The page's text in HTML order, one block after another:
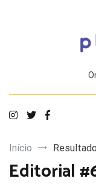
Início
Editorial